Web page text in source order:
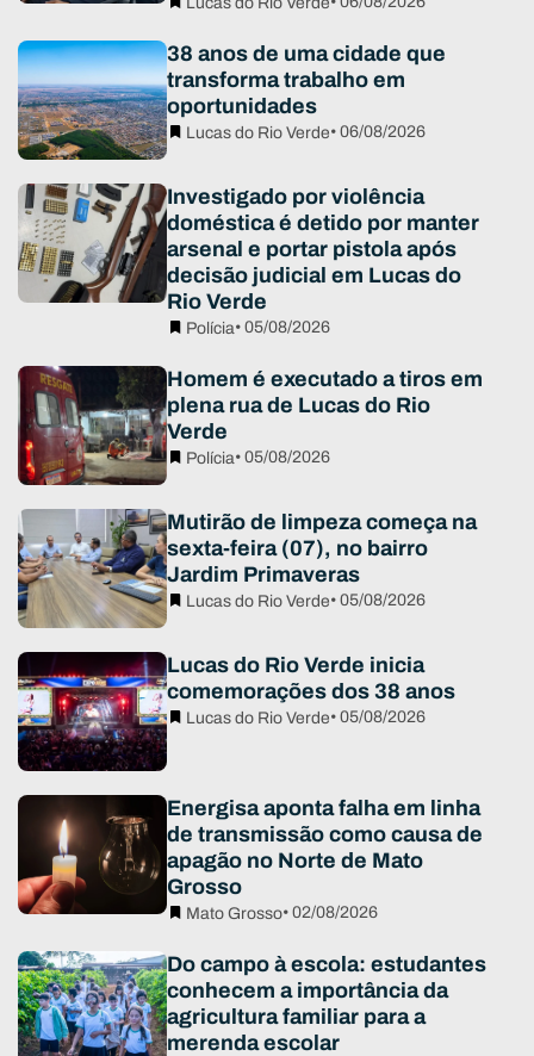
38 anos de uma cidade que
transforma trabalho em
oportunidades
Lucas do Rio Verde• 06/08/2026
Investigado por violência
doméstica é detido por manter
arsenal e portar pistola após
decisão judicial em Lucas do
Rio Verde
Polícia• 05/08/2026
Homem é executado a tiros em
plena rua de Lucas do Rio
Verde
Polícia• 05/08/2026
Mutirão de limpeza começa na
sexta-feira (07), no bairro
Jardim Primaveras
Lucas do Rio Verde• 05/08/2026
Lucas do Rio Verde inicia
comemorações dos 38 anos
Lucas do Rio Verde• 05/08/2026
Energisa aponta falha em linha
de transmissão como causa de
apagão no Norte de Mato
Grosso
Mato Grosso• 02/08/2026
Do campo à escola: estudantes
conhecem a importância da
agricultura familiar para a
merenda escolar